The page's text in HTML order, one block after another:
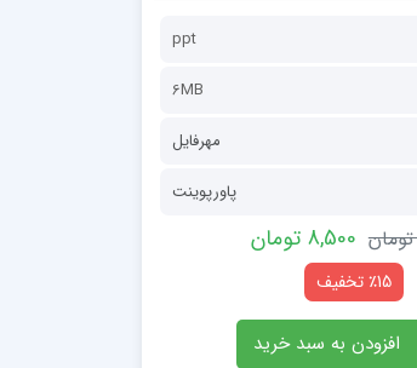
ppt
6MB
مهرفایل
پاورپوینت
8,500 تومان
٪15 تخفیف
افزودن به سبد خرید